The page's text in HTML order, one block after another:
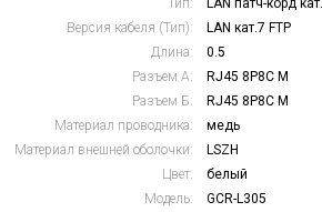
Тип:
LAN патч-корд
Версия кабеля (Тип):
LAN кат.7 FTP
Длина:
0.5
Разъем А:
RJ45 8P8C M
Разъем Б:
RJ45 8P8C M
Материал проводника:
медь
Материал внешней оболочки:
LSZH
Цвет:
белый
Модель:
GCR-L305